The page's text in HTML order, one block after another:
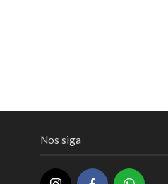
Nos siga